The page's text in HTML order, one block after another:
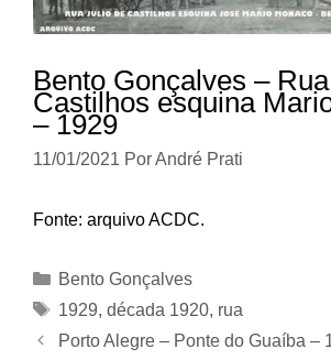
Bento Gonçalves –
Castilhos esquina
– 1929
11/01/2021 PorAndré Prati
Fonte: arquivo ACDC.
Categorias
Bento Gonçalves
Tags
1929, década 1920, rua
Porto Alegre – Ponte do Guaíba –